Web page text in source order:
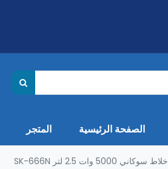
الصفحة الرئيسية المتجر
خلاط سوكاني 5000 وات 2.5 لتر SK-666N